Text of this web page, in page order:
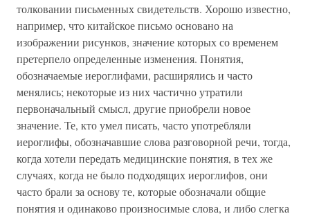
толковании письменных свидетельств. Хорошо известно,
например, что китайское письмо основано на
изображении рисунков, значение которых со временем
претерпело определенные изменения. Понятия,
обозначаемые иероглифами, расширялись и часто
менялись; некоторые из них частично утратили
первоначальный смысл, другие приобрели новое
значение. Те, кто умел писать, часто употребляли
иероглифы, обозначавшие слова разговорной речи, тогда,
когда хотели передать медицинские понятия, в тех же
случаях, когда не было подходящих иероглифов, они
часто брали за основу те, которые обозначали общие
понятия и одинаково произносимые слова, и либо слегка